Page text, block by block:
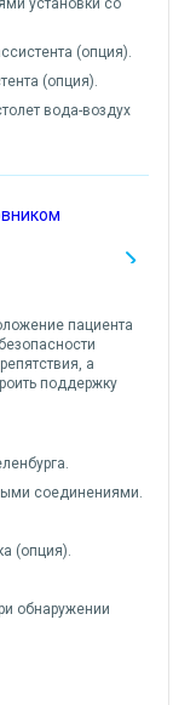
установки со
(опция).
(опция).
вода-воздух
пациента
а
поддержку
соединениями.
(опция).
обнаружении